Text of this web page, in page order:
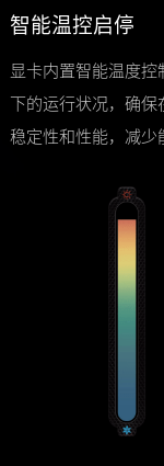
智能温控启停
显卡内置智能温度
下的运行状况，确
稳定性和性能，减少